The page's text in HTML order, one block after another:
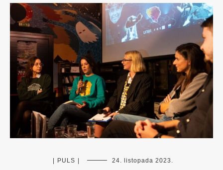
| PULS | 24. listopada 2023.